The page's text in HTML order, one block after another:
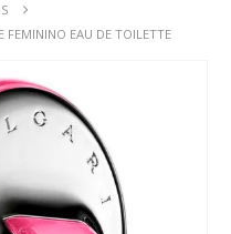
FEMININO EAU DE TOILETTE